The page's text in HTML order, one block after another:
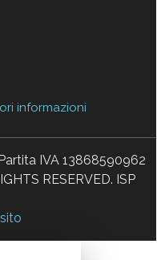
informazioni
IVA 13868590962
RESERVED. ISP